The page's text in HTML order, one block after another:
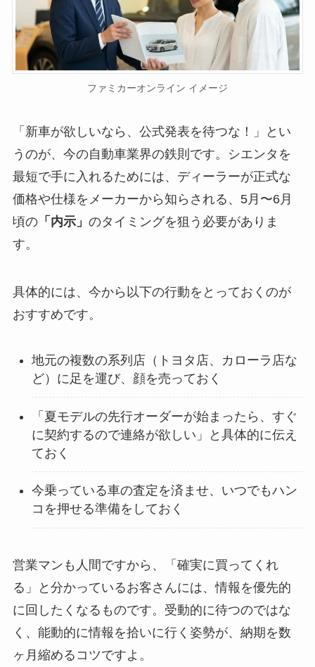
ファミカーオンライン イメージ
「新車が欲しいなら、公式発表を待つな！」とい
うのが、今の自動車業界の鉄則です。シエンタを
最短で手に入れるためには、ディーラーが正式な
価格や仕様をメーカーから知らされる、5月〜6月
頃の「内示」 のタイミングを狙う必要がありま
す。
具体的には、今から以下の行動をとっておくのが
おすすめです。
地元の複数の系列店（トヨタ店、カローラ店な
ど）に足を運び、顔を売っておく
「夏モデルの先行オーダーが始まったら、すぐ
に契約するので連絡が欲しい」と具体的に伝え
ておく
今乗っている車の査定を済ませ、いつでもハン
コを押せる準備をしておく
営業マンも人間ですから、「確実に買ってくれ
る」と分かっているお客さんには、情報を優先的
に回したくなるものです。受動的に待つのではな
く、能動的に情報を拾いに行く姿勢が、納期を数
ヶ月縮めるコツですよ。